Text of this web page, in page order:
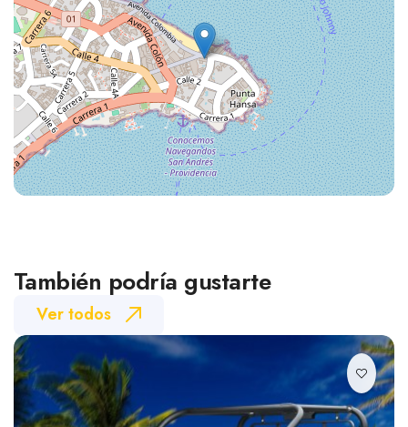
También podría gustarte
Ver todos